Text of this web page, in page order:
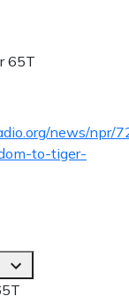
65T
news/npr/
to-tiger-